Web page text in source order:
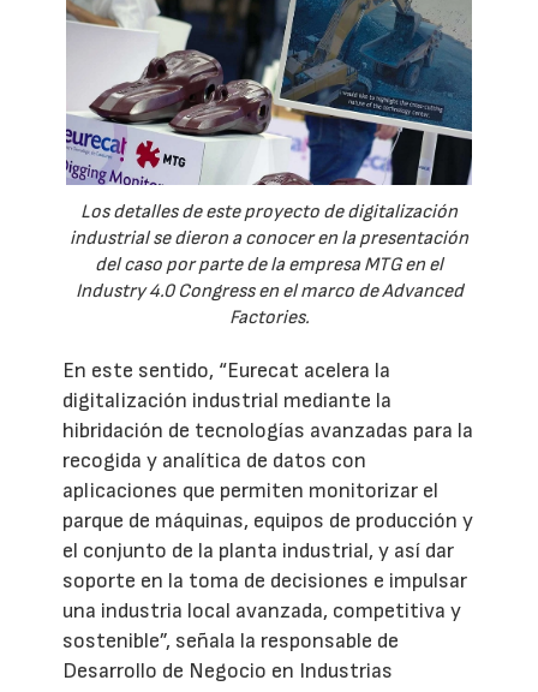
Los detalles de este proyecto de digitalización
industrial se dieron a conocer en la presentación
del caso por parte de la empresa MTG en el
Industry 4.0 Congress en el marco de Advanced
Factories.
En este sentido, “Eurecat acelera la
digitalización industrial mediante la
hibridación de tecnologías avanzadas para la
recogida y analítica de datos con
aplicaciones que permiten monitorizar el
parque de máquinas, equipos de producción y
el conjunto de la planta industrial, y así dar
soporte en la toma de decisiones e impulsar
una industria local avanzada, competitiva y
sostenible”, señala la responsable de
Desarrollo de Negocio en Industrias